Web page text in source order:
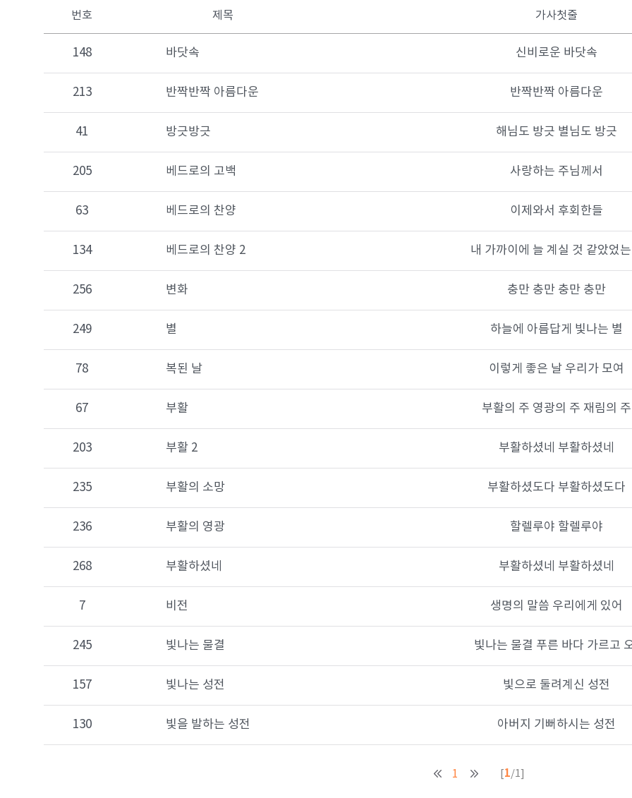
번호 제목 가사첫줄
148 바닷속 신비로운 바닷속
213 반짝반짝 아름다운 반짝반짝 아름다운
41 방긋방긋 해님도 방긋 별님도 방긋
205 베드로의 고백 사랑하는 주님께서
63 베드로의 찬양 이제와서 후회한들
134 베드로의 찬양 2 내 가까이에 늘 계실 것 같았었
256 변화 충만 충만 충만 충만
249 별 하늘에 아름답게 빛나는 별
78 복된 날 이렇게 좋은 날 우리가 모여
67 부활 부활의 주 영광의 주 재림의 주
203 부활 2 부활하셨네 부활하셨네
235 부활의 소망 부활하셨도다 부활하셨도다
236 부활의 영광 할렐루야 할렐루야
268 부활하셨네 부활하셨네 부활하셨네
7 비전 생명의 말씀 우리에게 있어
245 빛나는 물결 빛나는 물결 푸른 바다 가르고
157 빛나는 성전 빛으로 둘려계신 성전
130 빛을 발하는 성전 아버지 기뻐하시는 성전
1 [1/1]